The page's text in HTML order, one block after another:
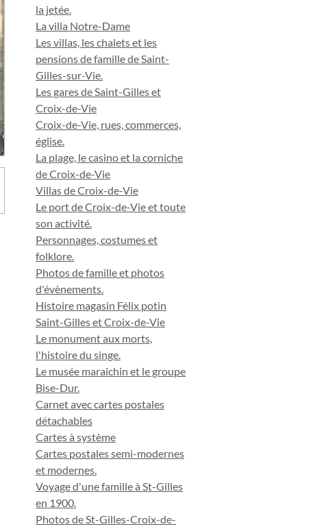
la jetée.
La villa Notre-Dame
Les villas, les chalets et les
pensions de famille de Saint-
Gilles-sur-Vie.
Les gares de Saint-Gilles et
Croix-de-Vie
Croix-de-Vie, rues, commerces,
église.
La plage, le casino et la corniche
de Croix-de-Vie
Villas de Croix-de-Vie
Le port de Croix-de-Vie et toute
son activité.
Personnages, costumes et
folklore.
Photos de famille et photos
d'évènements.
Histoire magasin Félix potin
Saint-Gilles et Croix-de-Vie
Le monument aux morts,
l'histoire du singe.
Le musée maraichin et le groupe
Bise-Dur.
Carnet avec cartes postales
détachables
Cartes à système
Cartes postales semi-modernes
et modernes.
Voyage d'une famille à St-Gilles
en 1900.
Photos de St-Gilles-Croix-de-